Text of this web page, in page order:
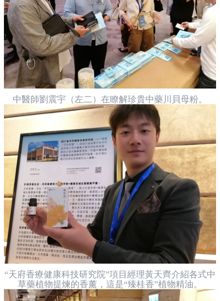
中醫師劉震宇（左二）在瞭解珍貴中藥川貝母粉。
“天府香療健康科技研究院”項目經理黃天齊介紹各式中
草藥植物提煉的香薰，這是“臻桂香”植物精油。